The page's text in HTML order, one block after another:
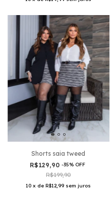
Shorts saia tweed
R$129,90 -35% OFF
R$199,90
10 x deR$12,99 sem juros